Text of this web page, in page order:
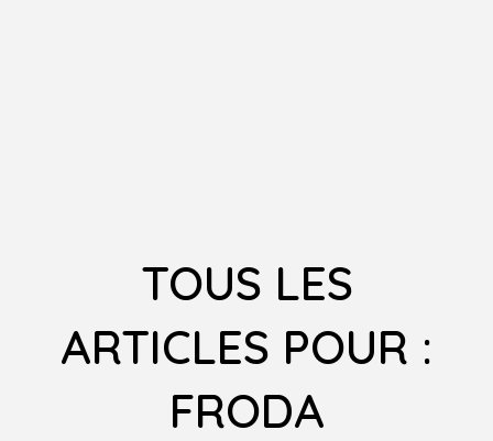
TOUS LES
ARTICLES POUR :
FRODA